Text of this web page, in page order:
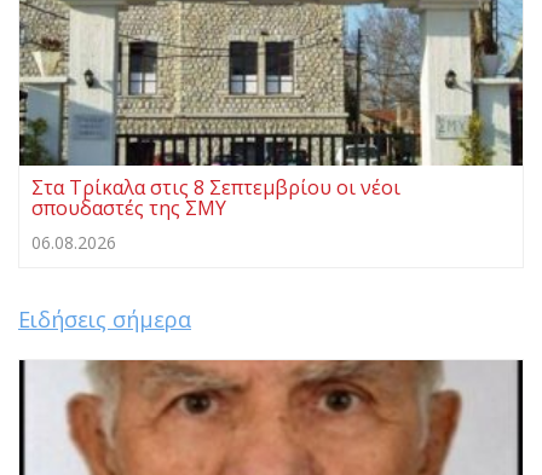
Στα Τρίκαλα στις 8 Σεπτεμβρίου οι νέοι
σπουδαστές της ΣΜΥ
06.08.2026
Ειδήσεις σήμερα